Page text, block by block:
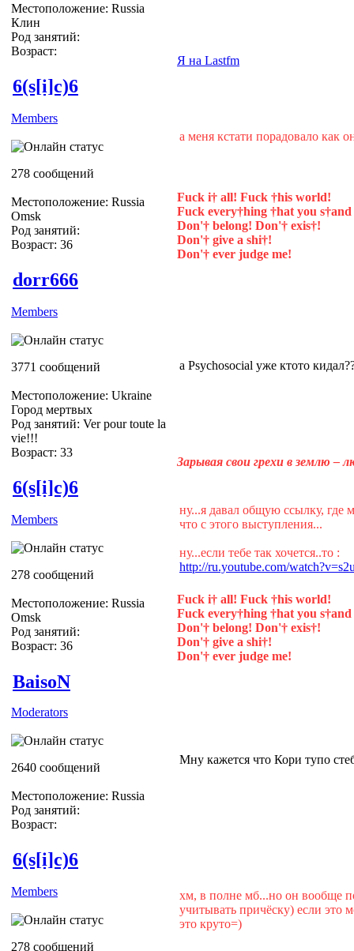
Местоположение: Russia
Клин
Род занятий:
Возраст:
Я на Lastfm
6(s[i]c)6
Members
278 сообщений
Местоположение: Russia
Omsk
Род занятий:
Возраст: 36
а меня кстати порадовало как
Fuck i† all! Fuck †his world!
Fuck every†hing †hat you
Don'† belong! Don'† exis†!
Don'† give a shi†!
Don'† ever judge me!
dorr666
Members
3771 сообщений
Местоположение: Ukraine
Город мертвых
Род занятий: Ver pour toute la
vie!!!
Возраст: 33
а Psychosocial уже ктото
Зарывая свои грехи в землю –
6(s[i]c)6
Members
278 сообщений
Местоположение: Russia
Omsk
Род занятий:
Возраст: 36
ну...я давал общую ссылку, где
что с этого выступления...
ну...если тебе так хочется..то :
http://ru.youtube.com/
Fuck i† all! Fuck †his world!
Fuck every†hing †hat you
Don'† belong! Don'† exis†!
Don'† give a shi†!
Don'† ever judge me!
BaisoN
Moderators
2640 сообщений
Местоположение: Russia
Род занятий:
Возраст:
Мну кажется что Кори тупо
6(s[i]c)6
Members
278 сообщений
хм, в полне мб...но он вообще
учитывать причёску) если это
это круто=)